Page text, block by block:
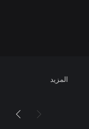
المزيد